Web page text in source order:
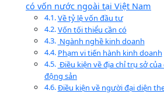
có vốn nước ngoài tại Việt Nam
Về tỷ lệ vốn đầu tư
Vốn tối thiểu cần có
Ngành nghề kinh doanh
Phạm vi tiến hành kinh doanh
Điều kiện về địa chỉ trụ sở
động sản
Điều kiện về người đại diện